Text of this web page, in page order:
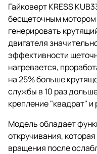
Гайковерт KRESS
бесщеточным
генерировать
двигателя
эффективности
нагревается,
на 25% больше
службы в 10 раз
крепление "квадрат"
Модель обладает
откручивания,
вращения после